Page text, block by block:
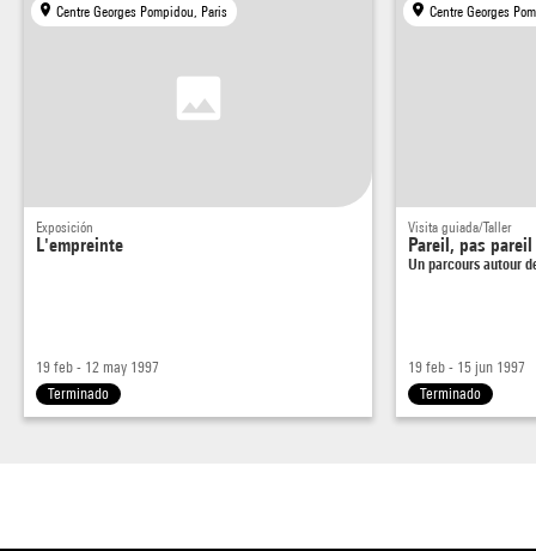
Centre Georges Pompidou, Paris
Exposición
L'empreinte
19 feb - 12 may 1997
Terminado
Centre Georges
Visita guiada/Taller
Pareil, pas pareil
Un parcours autour
19 feb - 15 jun 1997
Terminado